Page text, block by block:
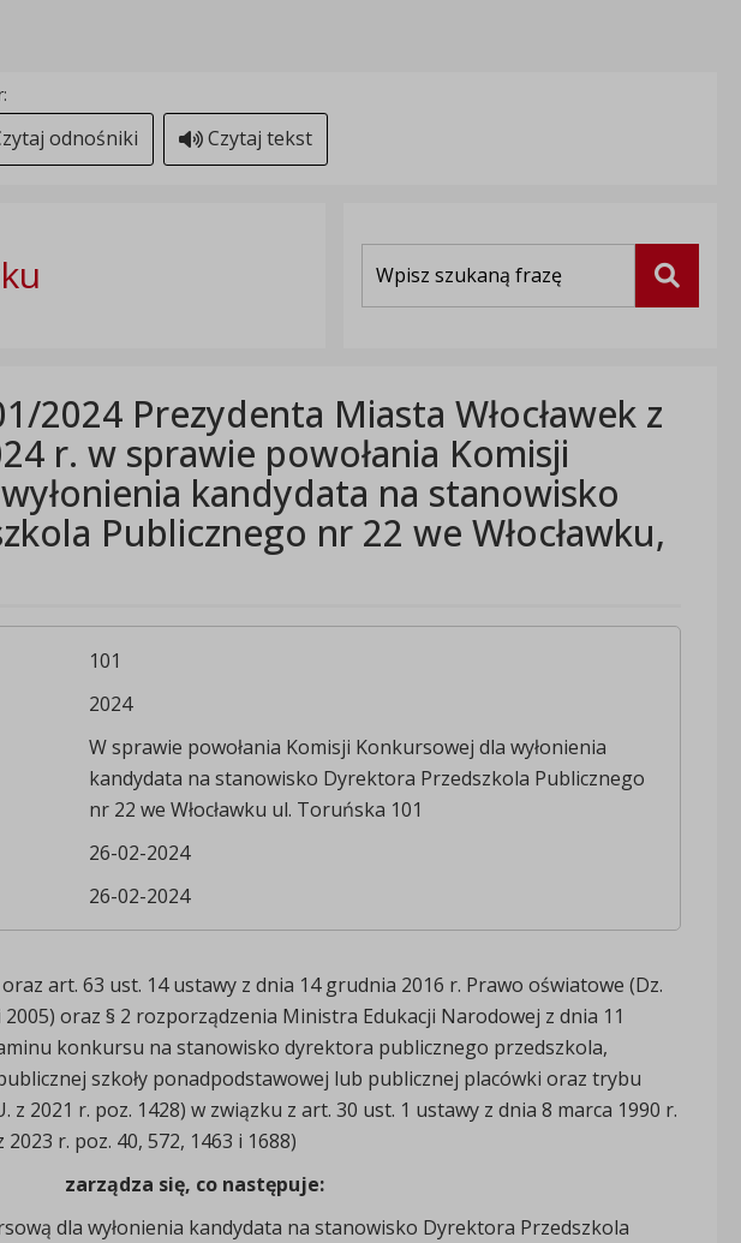
między paragrafami
domyślne
odnośniki Czytaj tekst
Szukaj
2024 Prezydenta Miasta Włocławek z
r. w sprawie powołania Komisji
kandydata na stanowisko
Publicznego nr 22 we Włocławku,
101
2024
W sprawie powołania Komisji Konkursowej dla wyłonienia
kandydata na stanowisko Dyrektora Przedszkola Publicznego
nr 22 we Włocławku ul. Toruńska 101
26-02-2024
26-02-2024
art. 63 ust. 14 ustawy z dnia 14 grudnia 2016 r. Prawo oświatowe (Dz.
2005) oraz § 2 rozporządzenia Ministra Edukacji Narodowej z dnia 11
konkursu na stanowisko dyrektora publicznego przedszkola,
szkoły ponadpodstawowej lub publicznej placówki oraz trybu
2021 r. poz. 1428) w związku z art. 30 ust. 1 ustawy z dnia 8 marca 1990 r.
r. poz. 40, 572, 1463 i 1688)
zarządza się, co następuje:
dla wyłonienia kandydata na stanowisko Dyrektora Przedszkola